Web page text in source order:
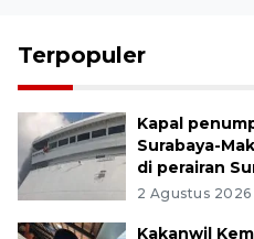
Terpopuler
Kapal
Surabaya-
di perairan
2 Agustus 2026
Kakanwil